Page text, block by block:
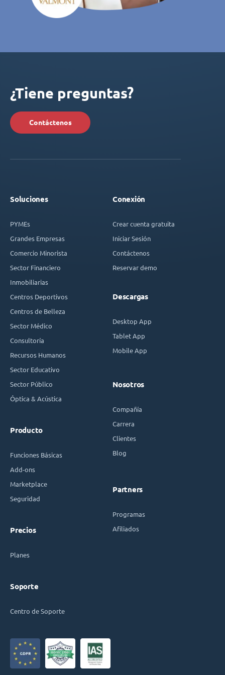
¿Tiene preguntas?
Contáctenos
Soluciones
PYMEs
Grandes Empresas
Comercio Minorista
Sector Financiero
Inmobiliarias
Centros Deportivos
Centros de Belleza
Sector Médico
Consultoría
Recursos Humanos
Sector Educativo
Sector Público
Óptica & Acústica
Producto
Funciones Básicas
Add-ons
Marketplace
Seguridad
Precios
Planes
Soporte
Centro de Soporte
Conexión
Crear cuenta gratuita
Iniciar Sesión
Contáctenos
Reservar demo
Descargas
Desktop App
Tablet App
Mobile App
Nosotros
Compañía
Carrera
Clientes
Blog
Partners
Programas
Afiliados